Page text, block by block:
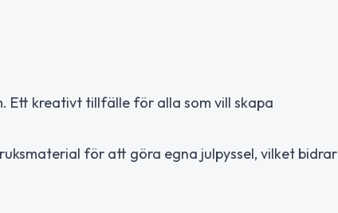
Ett kreativt tillfälle för alla som vill skapa
för att göra egna julpyssel, vilket bidrar